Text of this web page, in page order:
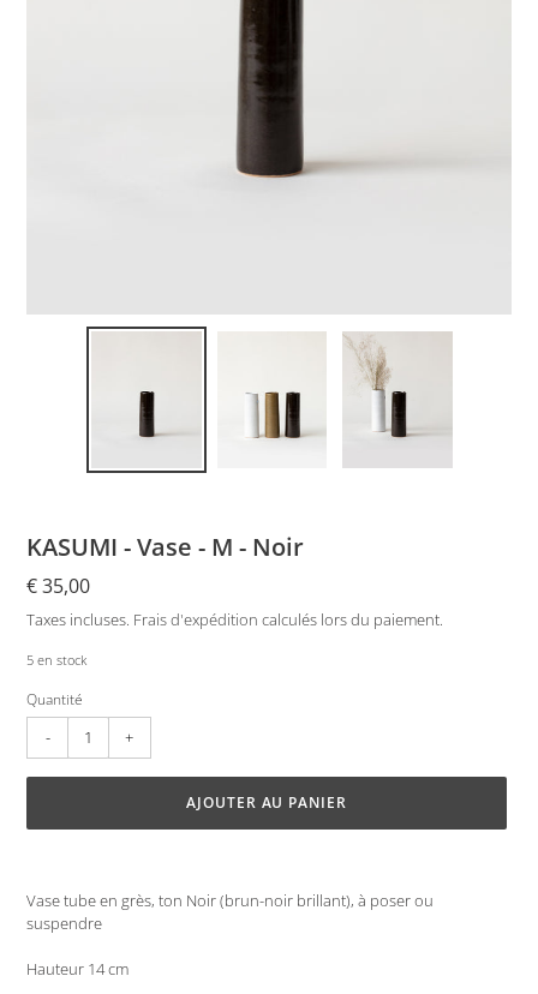
KASUMI - Vase - M - Noir
Prix
normal
€ 35,00
Taxes incluses. Frais d'expédition calculés lors du paiement.
5 en stock
Quantité
AJOUTER AU PANIER
produit
à
panier
Vase tube en grès, ton Noir (brun-noir brillant), à poser ou
suspendre
Hauteur 14 cm